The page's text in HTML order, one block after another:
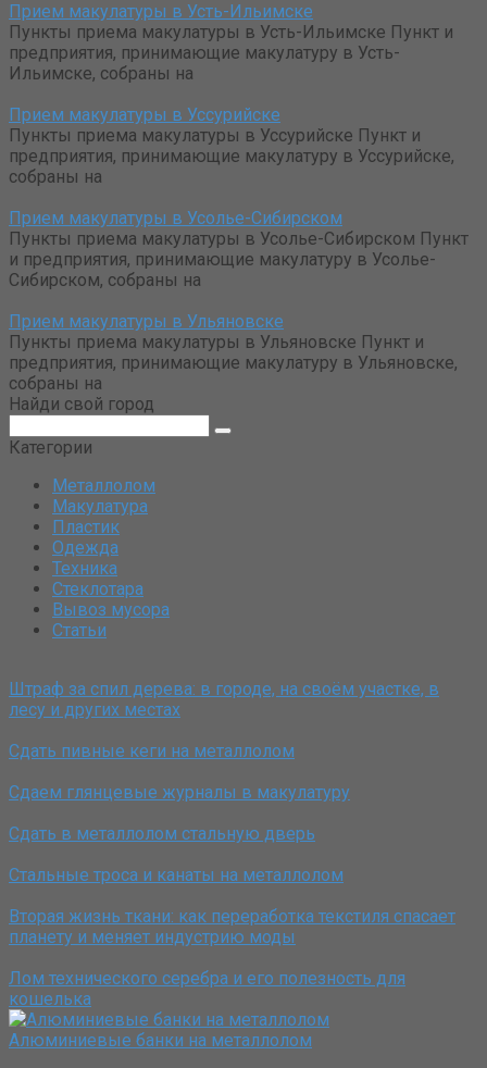
Прием макулатуры в Усть-Ильимске
Пункты приема макулатуры в Усть-Ильимске Пункт и
предприятия, принимающие макулатуру в Усть-
Ильимске, собраны на
Прием макулатуры в Уссурийске
Пункты приема макулатуры в Уссурийске Пункт и
предприятия, принимающие макулатуру в Уссурийске,
собраны на
Прием макулатуры в Усолье-Сибирском
Пункты приема макулатуры в Усолье-Сибирском Пункт
и предприятия, принимающие макулатуру в Усолье-
Сибирском, собраны на
Прием макулатуры в Ульяновске
Пункты приема макулатуры в Ульяновске Пункт и
предприятия, принимающие макулатуру в Ульяновске,
собраны на
Найди свой город
Категории
Металлолом
Макулатура
Пластик
Одежда
Техника
Стеклотара
Вывоз мусора
Статьи
Штраф за спил дерева: в городе, на своём участке, в
лесу и других местах
Сдать пивные кеги на металлолом
Сдаем глянцевые журналы в макулатуру
Сдать в металлолом стальную дверь
Стальные троса и канаты на металлолом
Вторая жизнь ткани: как переработка текстиля спасает
планету и меняет индустрию моды
Лом технического серебра и его полезность для
кошелька
Алюминиевые банки на металлолом